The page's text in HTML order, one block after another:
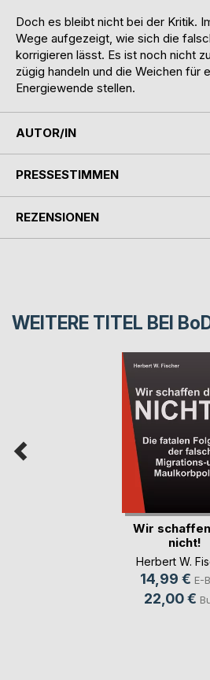
Doch es bleibt nicht bei der Kritik.
Wege aufgezeigt, wie sich die
korrigieren lässt. Es ist noch nicht
zügig handeln und die Weichen für
Energiewende stellen.
AUTOR/IN
PRESSESTIMMEN
REZENSIONEN
WEITERE TITEL BEI
Wir
nicht!
Herbert W.
14,99 € E-
22,00 €